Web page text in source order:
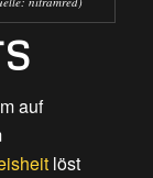
auf
löst